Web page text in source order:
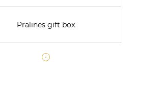
Pralines gift box